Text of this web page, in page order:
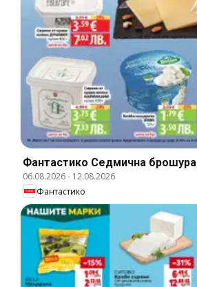
Фантастико Cедмична брошура
06.08.2026- 12.08.2026
Фантастико